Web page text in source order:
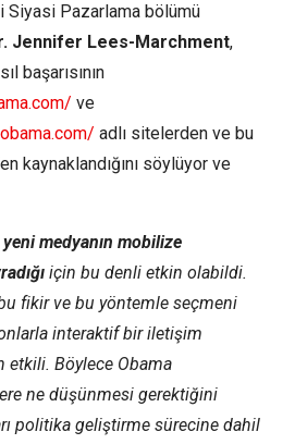
Siyasi Pazarlama bölümü
Jennifer Lees-Marchment,
başarısının
ve
adlı sitelerden ve bu
kaynaklandığını söylüyor ve
yeni medyanın mobilize
için bu denli etkin olabildi.
fikir ve bu yöntemle seçmeni
interaktif bir iletişim
etkili. Böylece Obama
ne düşünmesi gerektiğini
politika geliştirme sürecine dahil